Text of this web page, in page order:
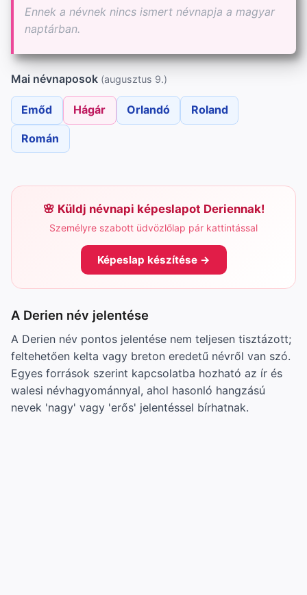
Ennek a névnek nincs ismert névnapja a magyar
naptárban.
Mai névnaposok (augusztus 9.)
Emőd Hágár Orlandó Roland
Román
Küldj névnapi képeslapot Deriennak!
Személyre szabott üdvözlőlap pár kattintással
Képeslap készítése →
A Derien név jelentése
A Derien név pontos jelentése nem teljesen tisztázott;
feltehetően kelta vagy breton eredetű névről van szó.
Egyes források szerint kapcsolatba hozható az ír és
walesi névhagyománnyal, ahol hasonló hangzású
nevek 'nagy' vagy 'erős' jelentéssel bírhatnak.